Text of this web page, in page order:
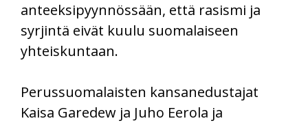
anteeksipyynnössään, että rasismi ja
syrjintä eivät kuulu suomalaiseen
yhteiskuntaan.
Perussuomalaisten kansanedustajat
Kaisa Garedew ja Juho Eerola ja